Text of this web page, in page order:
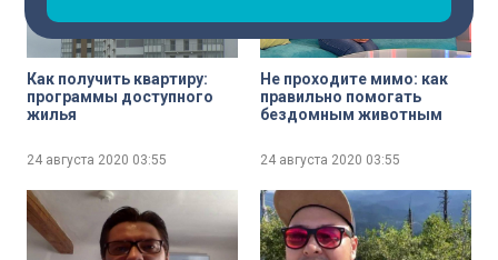
Как получить квартиру:
программы доступного
жилья
24 августа 2020 03:55
Не проходите мимо: как
правильно помогать
бездомным животным
24 августа 2020 03:55